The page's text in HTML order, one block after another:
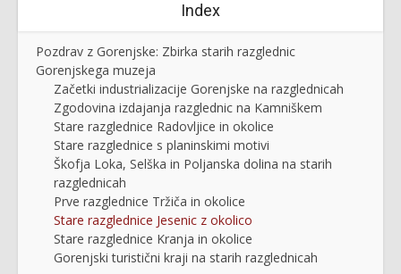
Index
Pozdrav z Gorenjske: Zbirka starih razglednic
Gorenjskega muzeja
Začetki industrializacije Gorenjske na razglednicah
Zgodovina izdajanja razglednic na Kamniškem
Stare razglednice Radovljice in okolice
Stare razglednice s planinskimi motivi
Škofja Loka, Selška in Poljanska dolina na starih
razglednicah
Prve razglednice Tržiča in okolice
Stare razglednice Jesenic z okolico
Stare razglednice Kranja in okolice
Gorenjski turistični kraji na starih razglednicah